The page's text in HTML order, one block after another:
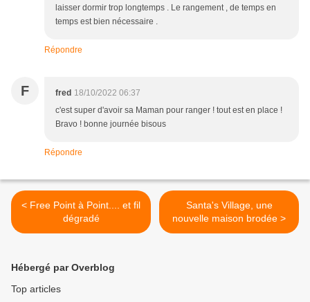
laisser dormir trop longtemps . Le rangement , de temps en
temps est bien nécessaire .
Répondre
F fred 18/10/2022 06:37
c'est super d'avoir sa Maman pour ranger ! tout est en place !
Bravo ! bonne journée bisous
Répondre
< Free Point à Point.... et fil
dégradé
Santa's Village, une
nouvelle maison brodée >
Hébergé par Overblog
Top articles